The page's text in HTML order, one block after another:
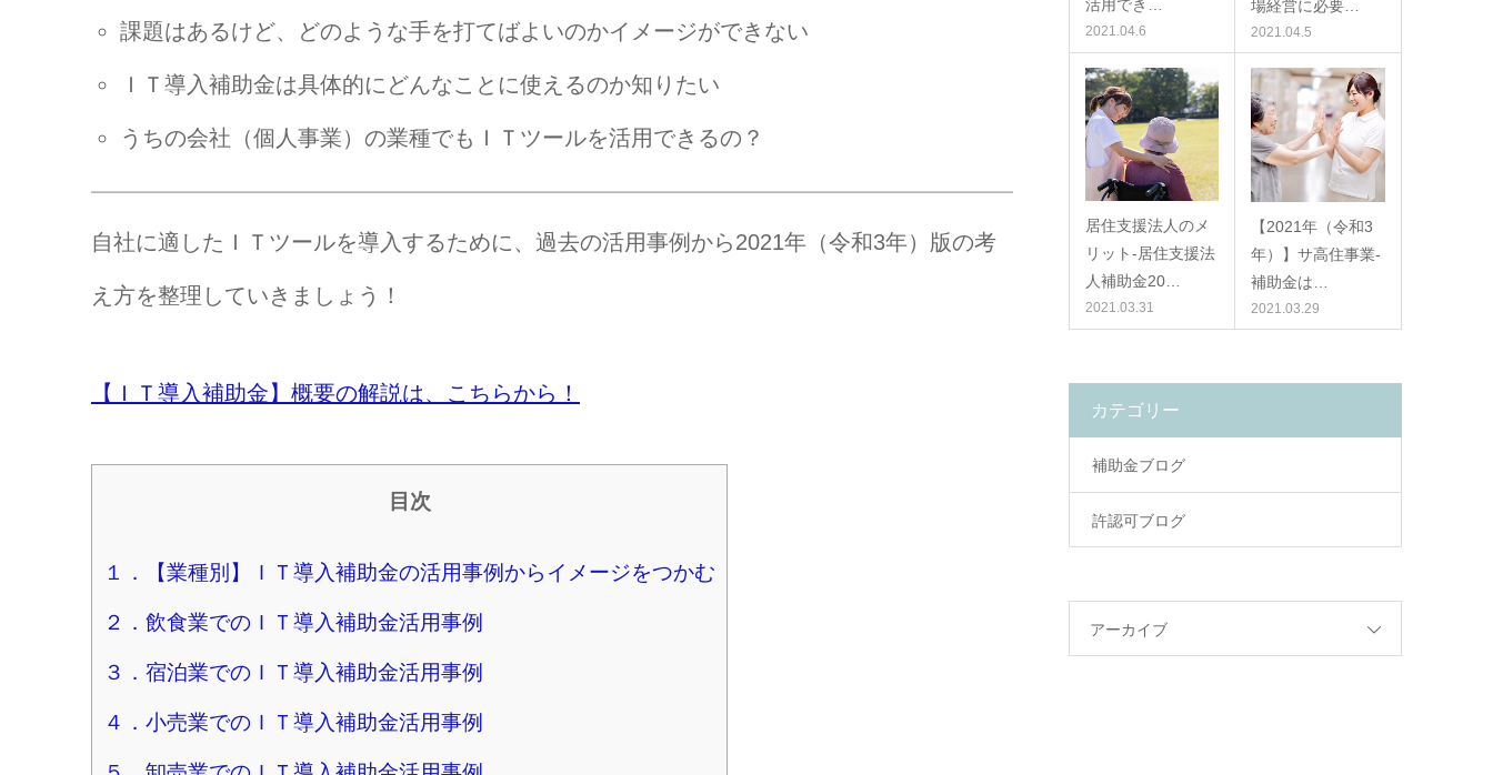
課題はあるけど、どのような手を打てばよいのかイメージができない
ＩＴ導入補助金は具体的にどんなことに使えるのか知りたい
うちの会社（個人事業）の業種でもＩＴツールを活用できるの？
自社に適したＩＴツールを導入するために、過去の活用事例から2021年（令和3年）版の考
え方を整理していきましょう！
【ＩＴ導入補助金】概要の解説は、こちらから！
目次
１．【業種別】ＩＴ導入補助金の活用事例からイメージをつかむ
２．飲食業でのＩＴ導入補助金活用事例
３．宿泊業でのＩＴ導入補助金活用事例
４．小売業でのＩＴ導入補助金活用事例
活用でき…
2021.04.6
場経営に必要…
2021.04.5
居住支援法人のメ
リット-居住支援法
人補助金20…
2021.03.31
【2021年（令和3
年）】サ高住事業-
補助金は…
2021.03.29
カテゴリー
補助金ブログ
許認可ブログ
アーカイブ